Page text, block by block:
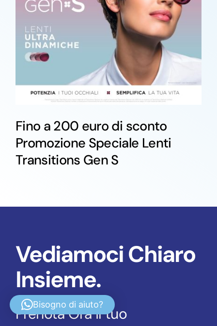
Fino a 200 euro di sconto
Promozione Speciale Lenti
Transitions Gen S
Vediamoci Chiaro
Insieme.
Prenota Ora il tuo
Bisogno di aiuto?